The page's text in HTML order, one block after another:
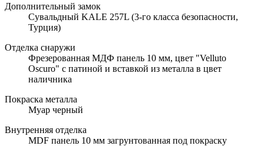
Дополнительный замок
Сувальдный KALE 257L (3-го класса безопасности,
Турция)
Отделка снаружи
Фрезерованная МДФ панель 10 мм, цвет "Velluto
Oscuro" с патиной и вставкой из металла в цвет
наличника
Покраска металла
Муар черный
Внутренняя отделка
MDF панель 10 мм загрунтованная под покраску